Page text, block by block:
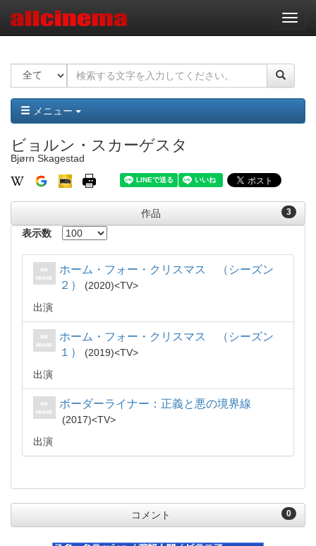
ナ
ビ
ー
ョ
ン
メニュー
ビョルン・スカーゲスタ
Bjørn Skagestad
3
作品
表示数
ホーム・フォー・クリスマス （シーズン
２）
2020
TV
出演
ホーム・フォー・クリスマス （シーズン
１）
2019
TV
出演
ボーダーライナー：正義と悪の境界線
2017
TV
出演
0
コメント